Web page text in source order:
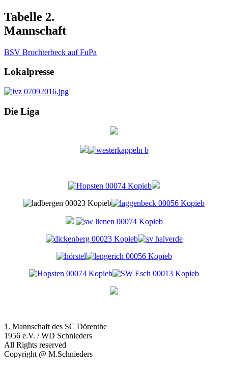
Tabelle 2.
Mannschaft
BSV Brochterbeck auf FuPa
Lokalpresse
Die Liga
1. Mannschaft des SC Dörenthe
1956 e.V. / WD Schnieders
All Rights reserved
Copyright @ M.Schnieders